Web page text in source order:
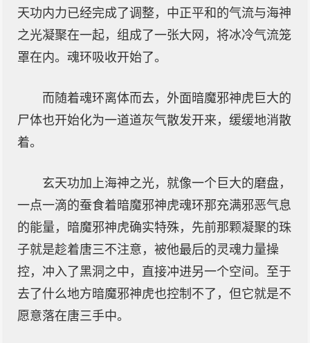
天功内力已经完成了调整，中正平和的气流与海神
之光凝聚在一起，组成了一张大网，将冰冷气流笼
罩在内。魂环吸收开始了。
而随着魂环离体而去，外面暗魔邪神虎巨大的
尸体也开始化为一道道灰气散发开来，缓缓地消散
着。
玄天功加上海神之光，就像一个巨大的磨盘，
一点一滴的蚕食着暗魔邪神虎魂环那充满邪恶气息
的能量，暗魔邪神虎确实特殊，先前那颗凝聚的珠
子就是趁着唐三不注意，被他最后的灵魂力量操
控，冲入了黑洞之中，直接冲进另一个空间。至于
去了什么地方暗魔邪神虎也控制不了，但它就是不
愿意落在唐三手中。